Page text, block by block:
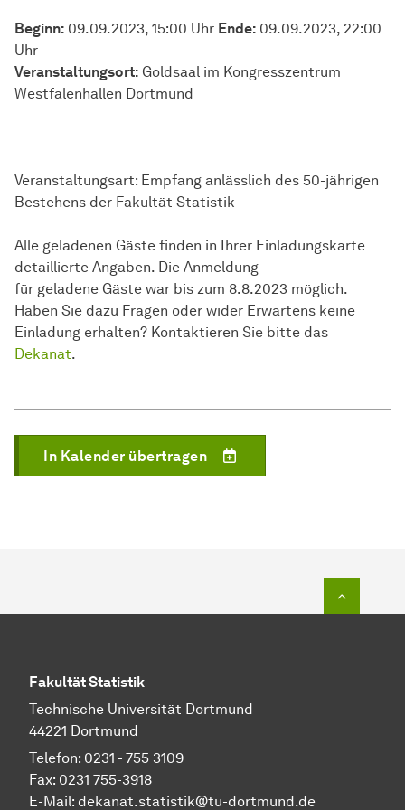
Beginn: 09.09.2023, 15:00 Uhr Ende: 09.09.2023, 22:00
Uhr
Veranstaltungsort: Goldsaal im Kongresszentrum
Westfalenhallen Dortmund
Veranstaltungsart: Empfang anlässlich des 50-jährigen
Bestehens der Fakultät Statistik
Alle geladenen Gäste finden in Ihrer Einladungskarte
detaillierte Angaben. Die Anmeldung
für geladene Gäste war bis zum 8.8.2023 möglich.
Haben Sie dazu Fragen oder wider Erwartens keine
Einladung erhalten? Kontaktieren Sie bitte das
Dekanat.
In Kalender übertragen
Fakultät Statistik
Technische Universität Dortmund
44221 Dortmund
Telefon: 0231 - 755 3109
Fax: 0231 755-3918
E-Mail: dekanat.statistik@tu-dortmund.de